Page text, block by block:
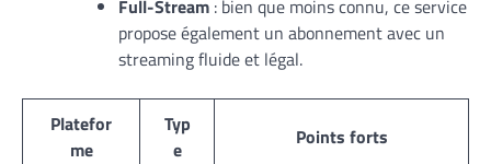
Full-Stream : bien que moins connu, ce service
propose également un abonnement avec un
streaming fluide et légal.
Platefor
me
Typ
e
Points forts